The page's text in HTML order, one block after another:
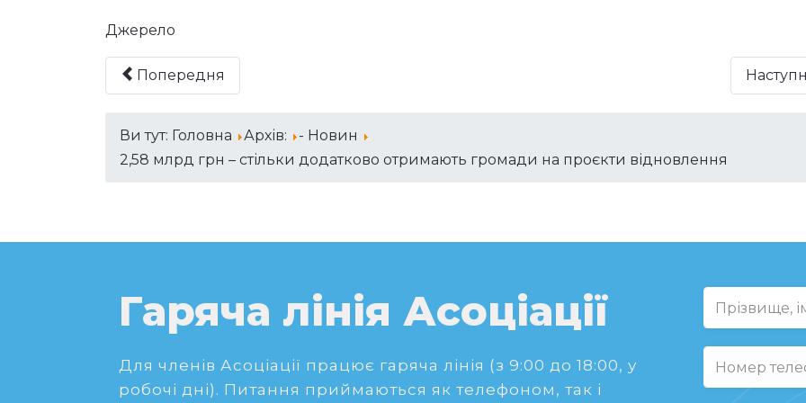
Джерело
Попередня
Ви тут: Головна Архів:
- Новин
2,58 млрд грн – стільки додатково отримають громади на проєкти відновлення
Гаряча лінія Асоціації
Для членів Асоціації працює гаряча лінія (з 9:00 до 18:00, у
робочі дні). Питання приймаються як телефоном, так і